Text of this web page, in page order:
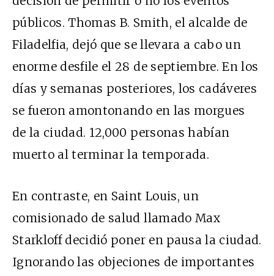
públicos. Thomas B. Smith, el alcalde de
Filadelfia, dejó que se llevara a cabo un
enorme desfile el 28 de septiembre. En los
días y semanas posteriores, los cadáveres
se fueron amontonando en las morgues
de la ciudad. 12,000 personas habían
muerto al terminar la temporada.
En contraste, en Saint Louis, un
comisionado de salud llamado Max
Starkloff decidió poner en pausa la ciudad.
Ignorando las objeciones de importantes